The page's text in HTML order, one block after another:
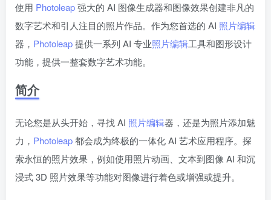
使用 Photoleap强大的 AI 图像生成器和图像效果创建非凡的
数字艺术和引人注目的照片作品。作为您首选的 AI 照片编辑
器， Photoleap提供一系列 AI 专业照片编辑工具和图形设计
功能，提供一整套数字艺术功能。
简介
无论您是从头开始，寻找 AI 照片编辑器，还是为照片添加魅
力， Photoleap都会成为终极的一体化 AI 艺术应用程序。探
索永恒的照片效果，例如使用照片动画、文本到图像 AI 和沉
浸式 3D 照片效果等功能对图像进行着色或增强或提升。